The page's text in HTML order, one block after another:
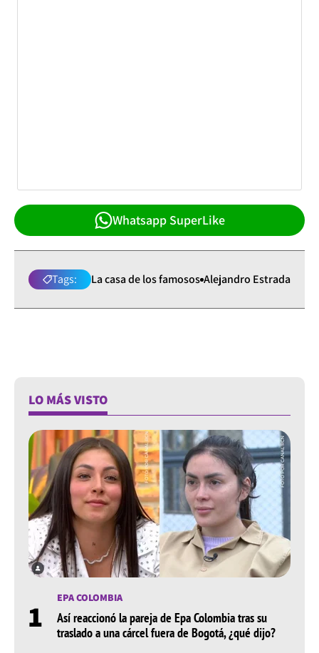
Whatsapp SuperLike
Tags: La casa de los famosos Alejandro Estrada
LO MÁS VISTO
1 EPA COLOMBIA
Así reaccionó la pareja de Epa Colombia tras su
traslado a una cárcel fuera de Bogotá, ¿qué dijo?